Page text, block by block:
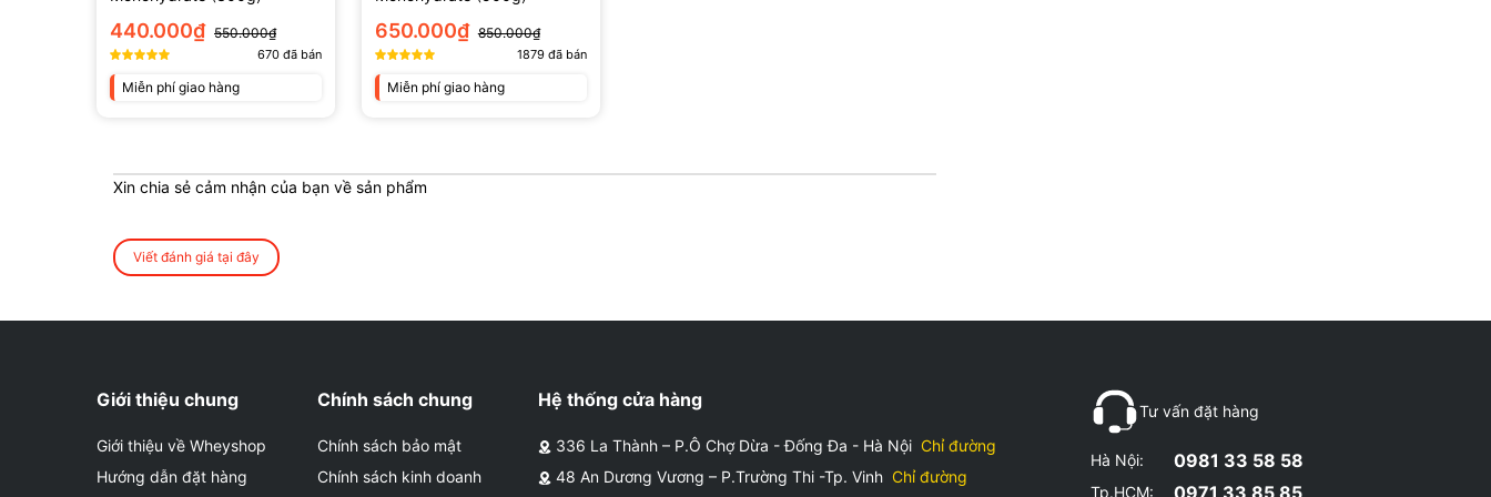
440.000₫ 550.000₫
670đã bán
Miễn phí giao hàng
650.000₫850.000₫
1879đã bán
Miễn phí giao hàng
Xin chia sẻ cảm nhận của bạn về sản phẩm
Viết đánh giá tại đây
Giới thiệu chung
Giới thiệu về Wheyshop
Hướng dẫn đặt hàng
Chính sách chung
Chính sách bảo mật
Chính sách kinh doanh
Hệ thống cửa hàng
336 La Thành – P.Ô Chợ Dừa - Đống Đa - Hà Nội Chỉ đường
48 An Dương Vương – P.Trường Thi -Tp. Vinh Chỉ đường
Tư vấn đặt hàng
Hà Nội: 0981 33 58 58
Tp.HCM: 0971 33 85 85